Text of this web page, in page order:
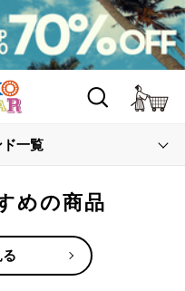
一覧
めの商品